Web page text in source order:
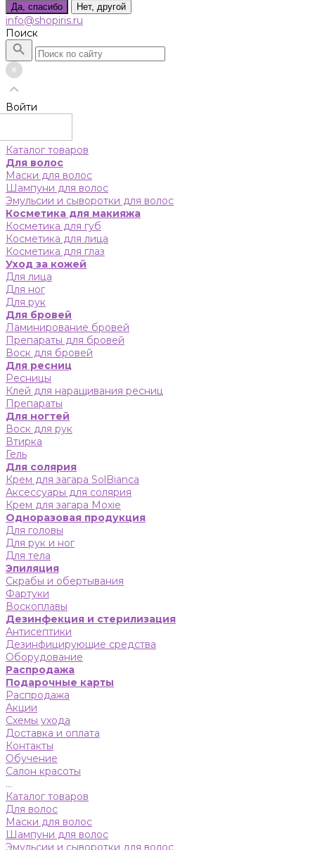
Да, спасибо Нет, другой
info@shopiris.ru
Поиск
Войти
Каталог товаров
Для волос
Маски для волос
Шампуни для волос
Эмульсии и сыворотки для волос
Косметика для макияжа
Косметика для губ
Косметика для лица
Косметика для глаз
Уход за кожей
Для лица
Для ног
Для рук
Для бровей
Ламинирование бровей
Препараты для бровей
Воск для бровей
Для ресниц
Ресницы
Клей для наращивания ресниц
Препараты
Для ногтей
Воск для рук
Втирка
Гель
Для солярия
Крем для загара SolBianca
Аксессуары для солярия
Крем для загара Moxie
Одноразовая продукция
Для головы
Для рук и ног
Для тела
Эпиляция
Скрабы и обертывания
Фартуки
Воскоплавы
Дезинфекция и стерилизация
Антисептики
Дезинфицирующие средства
Оборудование
Распродажа
Подарочные карты
Распродажа
Акции
Схемы ухода
Доставка и оплата
Контакты
Обучение
Салон красоты
...
Каталог товаров
Для волос
Маски для волос
Шампуни для волос
Эмульсии и сыворотки для волос